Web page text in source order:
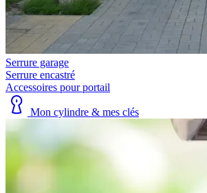
Serrure garage
Serrure encastré
Accessoires pour portail
Mon cylindre & mes clés